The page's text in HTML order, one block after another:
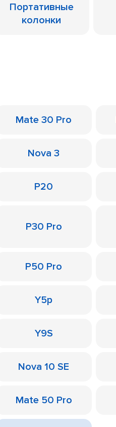
Портативные
колонки
Mate 30 Pro
Nova 3
P20
P30 Pro
P50 Pro
Y5p
Y9S
Nova 10 SE
Mate 50 Pro